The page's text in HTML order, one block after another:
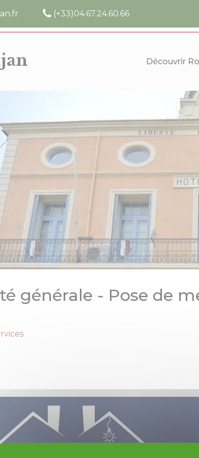
(+33)04.67.24.60.66
Découvrir
générale - Pose de